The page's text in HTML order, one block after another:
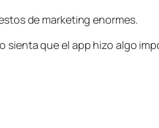
de marketing enormes.
sienta que el app hizo algo